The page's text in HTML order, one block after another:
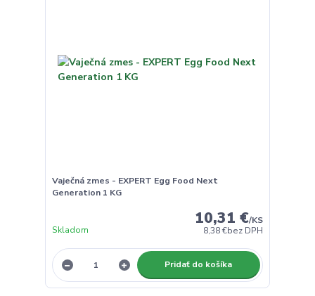
Vaječná zmes - EXPERT Egg Food Next
Generation 1 KG
10,31 €/KS
8,38 €bez DPH
Skladom
Pridať do košíka